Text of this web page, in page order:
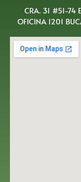
CRA. 31 #51-74
OFICINA 1201